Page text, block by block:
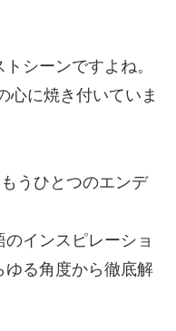
シーンですよね。
心に焼き付いていま
うひとつのエンデ
インスピレーショ
ゆる角度から徹底解